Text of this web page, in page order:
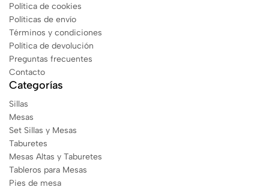
Política de cookies
Políticas de envío
Términos y condiciones
Política de devolución
Preguntas frecuentes
Contacto
Categorías
Sillas
Mesas
Set Sillas y Mesas
Taburetes
Mesas Altas y Taburetes
Tableros para Mesas
Pies de mesa